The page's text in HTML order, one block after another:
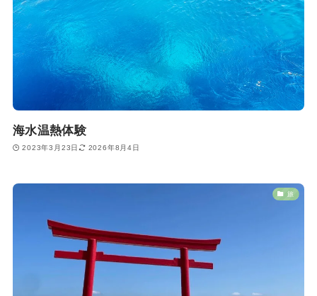
海水温熱体験
2023年3月23日 2026年8月4日
旅